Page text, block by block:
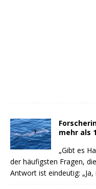
mehr als
„Gibt es
der häufigsten Fragen,
Antwort ist eindeutig: